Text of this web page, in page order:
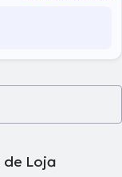
Loja